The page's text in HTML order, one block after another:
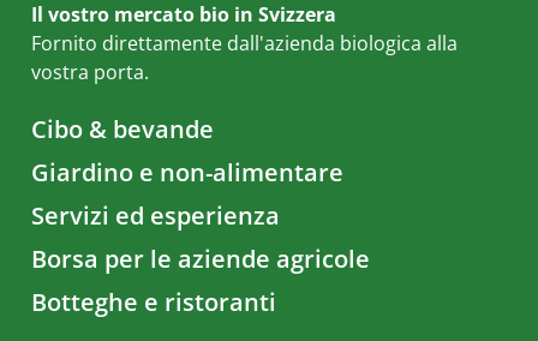
Il vostro mercato bio in Svizzera
Fornito direttamente dall'azienda biologica alla
vostra porta.
Cibo & bevande
Giardino e non-alimentare
Servizi ed esperienza
Borsa per le aziende agricole
Botteghe e ristoranti